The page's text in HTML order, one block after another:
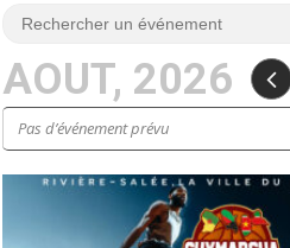
AOUT, 2026
Pas d’événement prévu